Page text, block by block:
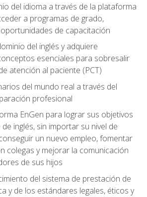
del idioma a través de la plataforma
a programas de grado,
de capacitación
del inglés y adquiere
esenciales para sobresalir
atención al paciente (PCT)
del mundo real a través del
profesional
EnGen para lograr sus objetivos
inglés, sin importar su nivel de
un nuevo empleo, fomentar
colegas y mejorar la comunicación
de sus hijos
del sistema de prestación de
y de los estándares legales, éticos y